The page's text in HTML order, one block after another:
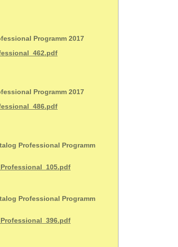
Programm 2017
Programm 2017
Professional Programm
Professional Programm